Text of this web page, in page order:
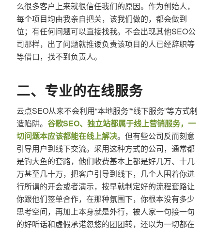
么很多客户上来就很信任我们的原因。作为创始人，
每个项目均由我亲自把关，该我们做的，都会做到
位；有任何问题可以直接找我。不会出现其他SEO公
司那样，出了问题就推诿负责该项目的人已经辞职等
等借口，找不到负责人。
二、专业的在线服务
云点SEO从来不会利用“本地服务”“线下服务”等方式制
造陷阱。 谷歌SEO、独立站都属于线上营销服务，一
切问题本应该都能在线上解决。但有些公司反而刻意
引导用户到线下交流。采用这种方式的公司，通常都
是钓大鱼的套路，他们收费基本上都是好几万、十几
万甚至几十万，把客户引导到线下，几个人围着你进
行所谓的开会或者演示，按早就制定好的流程套路让
你跟他们签单合作，在那种氛围下，你根本没有多少
思考空间，再加上本身就是外行，被人家一句接一句
的好听话和虚假承诺忽悠的团团转，还以为一切都在